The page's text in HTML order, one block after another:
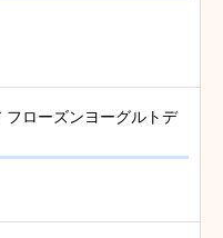
フローズンヨーグルトデ